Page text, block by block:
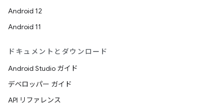
Android 12
Android 11
ドキュメントとダウンロード
Android Studio ガイド
デベロッパー ガイド
API リファレンス